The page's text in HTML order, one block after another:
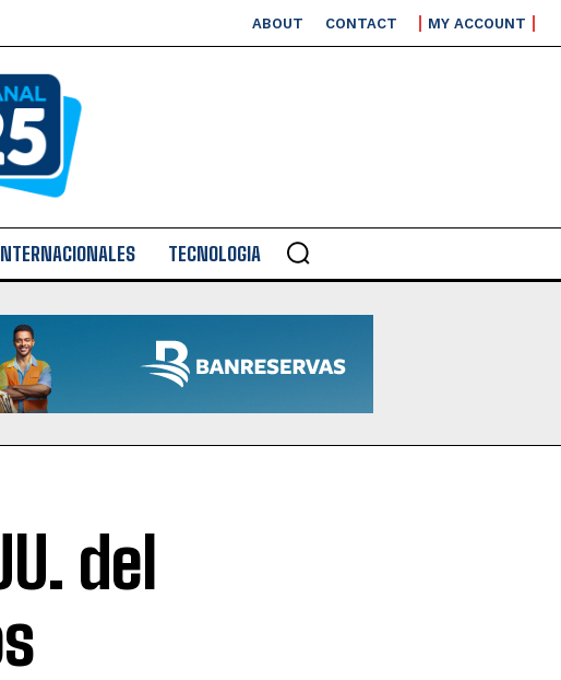
ABOUT CONTACT MY ACCOUNT
TECNOLOGIA
del